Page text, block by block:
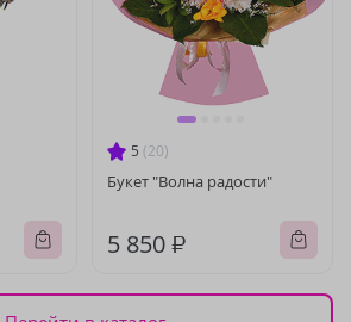
5 (20)
Букет "Волна радости"
5 850 ₽